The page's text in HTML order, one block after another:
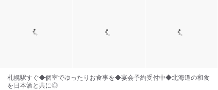
札幌駅すぐ◆個室でゆったりお食事を◆宴会予約受付中◆北海道の和食
を日本酒と共に◎